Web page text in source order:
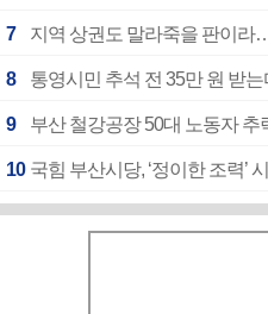
7 지역 상권도 말라죽을 판이라
8 통영시민 추석 전 35만 원 받는
9 부산 철강공장 50대 노동자 추
10